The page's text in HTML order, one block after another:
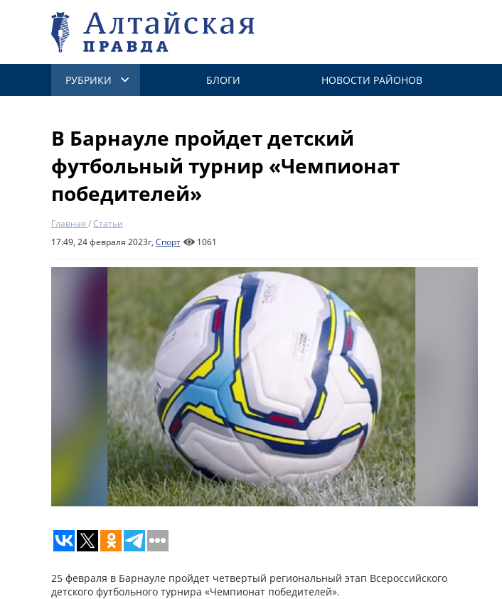
РУБРИКИ БЛОГИ НОВОСТИ РАЙОНОВ
В Барнауле пройдет детский
футбольный турнир «Чемпионат
победителей»
Главная /Статьи
17:49, 24 февраля 2023г, Спорт 1061
25 февраля в Барнауле пройдет четвертый региональный этап Всероссийского
детского футбольного турнира «Чемпионат победителей».